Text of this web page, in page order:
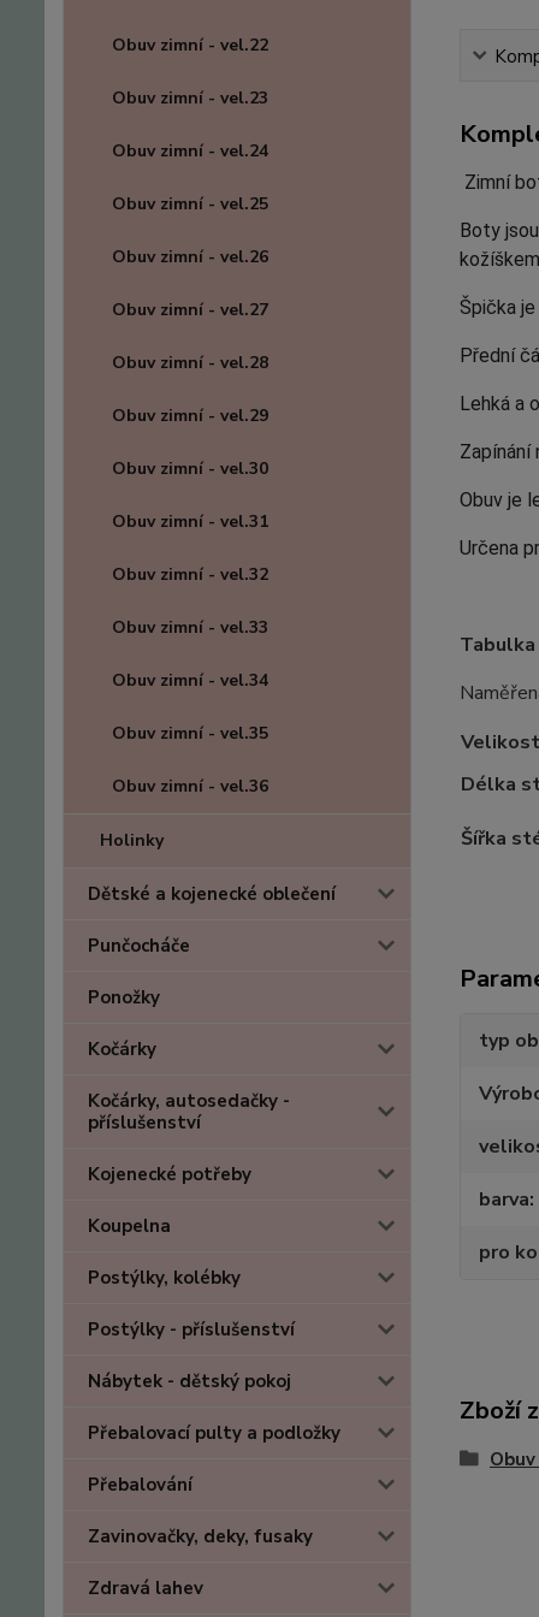
Obuv zimní - vel.22
Obuv zimní - vel.23
Obuv zimní - vel.24
Obuv zimní - vel.25
Obuv zimní - vel.26
Obuv zimní - vel.27
Obuv zimní - vel.28
Obuv zimní - vel.29
Obuv zimní - vel.30
Obuv zimní - vel.31
Obuv zimní - vel.32
Obuv zimní - vel.33
Obuv zimní - vel.34
Obuv zimní - vel.35
Obuv zimní - vel.36
Holinky
Dětské a kojenecké oblečení
Punčocháče
Ponožky
Kočárky
Kočárky, autosedačky -
příslušenství
Kojenecké potřeby
Koupelna
Postýlky, kolébky
Postýlky - příslušenství
Nábytek - dětský pokoj
Přebalovací pulty a podložky
Přebalování
Zavinovačky, deky, fusaky
Zdravá lahev
Zimní
Boty
Špička
Přední
Lehká a
Zapínání
Obuv je
Určena
Velikost
Délka
Šířka
typ
barva
pro
Zboží